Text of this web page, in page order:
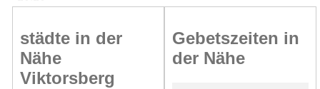
städte in der
Nähe
Viktorsberg
Gebetszeiten in
der Nähe